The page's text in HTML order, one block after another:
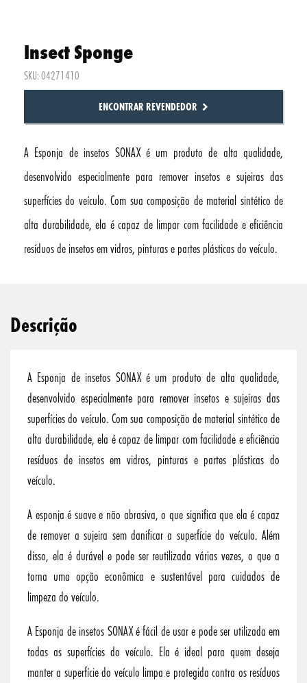
Insect Sponge
SKU: 04271410
ENCONTRAR REVENDEDOR
A Esponja de insetos SONAX é um produto de alta qualidade,
desenvolvido especialmente para remover insetos e sujeiras das
superfícies do veículo. Com sua composição de material sintético de
alta durabilidade, ela é capaz de limpar com facilidade e eficiência
resíduos de insetos em vidros, pinturas e partes plásticas do veículo.
Descrição
A Esponja de insetos SONAX é um produto de alta qualidade,
desenvolvido especialmente para remover insetos e sujeiras das
superfícies do veículo. Com sua composição de material sintético de
alta durabilidade, ela é capaz de limpar com facilidade e eficiência
resíduos de insetos em vidros, pinturas e partes plásticas do
veículo.
A esponja é suave e não abrasiva, o que significa que ela é capaz
de remover a sujeira sem danificar a superfície do veículo. Além
disso, ela é durável e pode ser reutilizada várias vezes, o que a
torna uma opção econômica e sustentável para cuidados de
limpeza do veículo.
A Esponja de insetos SONAX é fácil de usar e pode ser utilizada em
todas as superfícies do veículo. Ela é ideal para quem deseja
manter a superfície do veículo limpa e protegida contra os resíduos